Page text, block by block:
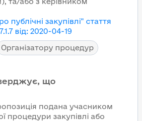
публічні закупівлі" стаття
від: 2020-04-19
Організатору процедур
що
подана учасником
процедури закупівлі або